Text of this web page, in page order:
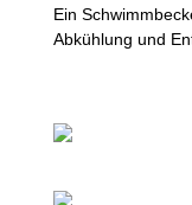
Ein
Abkühlung und